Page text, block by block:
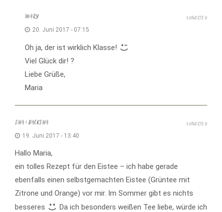
MARY
20. Juni 2017 - 07:15
Oh ja, der ist wirklich Klasse!
Viel Glück dir! ?
Liebe Grüße,
Maria
ANTWORTEN
INA | BACKINA
19. Juni 2017 - 13:40
Hallo Maria,
ein tolles Rezept für den Eistee – ich habe gerade
ebenfalls einen selbstgemachten Eistee (Grüntee mit
Zitrone und Orange) vor mir. Im Sommer gibt es nichts
besseres
Da ich besonders weißen Tee liebe, würde ich
ANTWORTEN